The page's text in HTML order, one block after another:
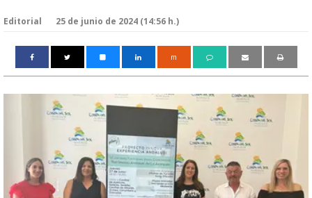
Editorial 25 de junio de 2024 (14:56 h.)
m